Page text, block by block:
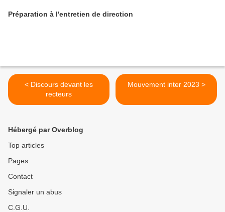
Préparation à l'entretien de direction
< Discours devant les
recteurs
Mouvement inter 2023 >
Hébergé par Overblog
Top articles
Pages
Contact
Signaler un abus
C.G.U.